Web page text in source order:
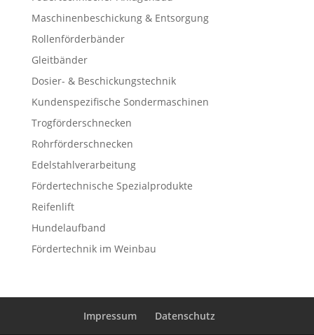
Maschinenbeschickung & Entsorgung
Rollenförderbänder
Gleitbänder
Dosier- & Beschickungstechnik
Kundenspezifische Sondermaschinen
Trogförderschnecken
Rohrförderschnecken
Edelstahlverarbeitung
Fördertechnische Spezialprodukte
Reifenlift
Hundelaufband
Fördertechnik im Weinbau
Impressum Datenschutz